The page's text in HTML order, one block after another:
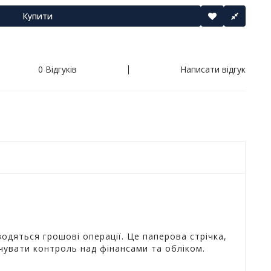
Купити
0 Відгуків Написати відгук
грошові операції. Це паперова стрічка,
контроль над фінансами та обліком.